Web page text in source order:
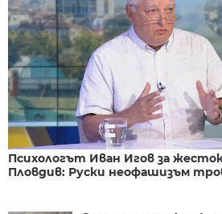
Психологът Иван Игов за
Пловдив: Руски неофашизъм